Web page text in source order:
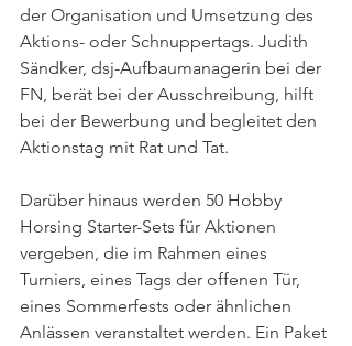
der Organisation und Umsetzung des
Aktions- oder Schnuppertags. Judith
Sändker, dsj-Aufbaumanagerin bei der
FN, berät bei der Ausschreibung, hilft
bei der Bewerbung und begleitet den
Aktionstag mit Rat und Tat.
Darüber hinaus werden 50 Hobby
Horsing Starter-Sets für Aktionen
vergeben, die im Rahmen eines
Turniers, eines Tags der offenen Tür,
eines Sommerfests oder ähnlichen
Anlässen veranstaltet werden. Ein Paket